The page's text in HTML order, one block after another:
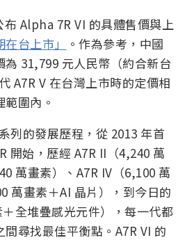
Alpha 7R VI 的具體售價與上
在台上市」
。作為參考，中國
31,799 元人民幣（約合新台
A7R V 在台灣上市時的定價相
圍內。
列的發展歷程，從 2013 年首
開始，歷經 A7R II（4,240 萬
萬畫素）、A7R IV（6,100 萬
萬畫素＋AI 晶片），到今日的
全堆疊感光元件），每一代都
尋找最佳平衡點。A7R VI 的